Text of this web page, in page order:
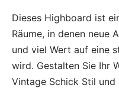
Dieses Highboard ist
Räume, in denen neue
und viel Wert auf eine
wird. Gestalten Sie Ihr
Vintage Schick Stil und